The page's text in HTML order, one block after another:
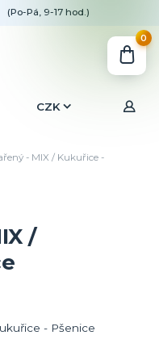
CZK
(Po-Pá, 9-17 hod.)
0
- MIX / Kukuřice -
/